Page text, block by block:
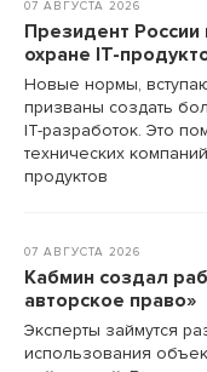
07 АВГУСТА 2026
Президент России
охране IT-
Новые нормы,
призваны создать
IT-разработок. Это
технических
продуктов
07 АВГУСТА 2026
Кабмин создал
авторское право»
Эксперты займутся
использования